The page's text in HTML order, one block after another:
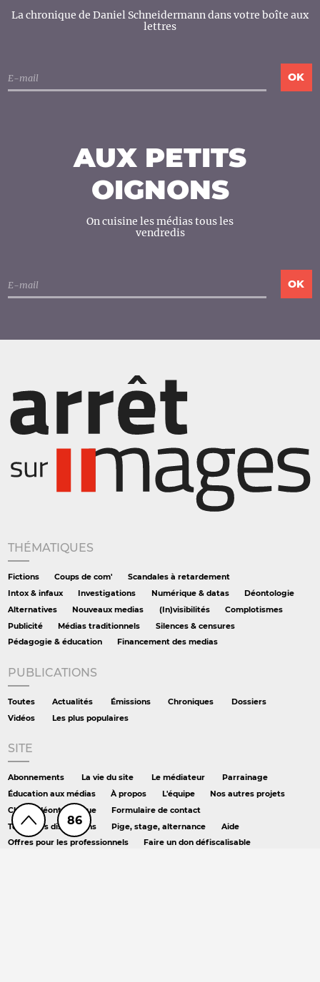
86
La chronique de Daniel Schneidermann dans votre boîte aux
lettres
AUX PETITS
OIGNONS
On cuisine les médias tous les
vendredis
THÉMATIQUES
Fictions Coups de com'
Scandales à retardement
Intox & infaux
Investigations Numérique & datas
Déontologie
Alternatives
Nouveaux medias (In)visibilités
Complotismes
Publicité
Médias traditionnels
Silences & censures
Pédagogie & éducation
Financement des medias
PUBLICATIONS
Toutes Actualités Émissions Chroniques
Dossiers
Vidéos
Les plus populaires
SITE
Abonnements La vie du site Le médiateur
Parrainage
Éducation aux médias
À propos L'équipe
Nos autres projets
Charte déontologique
Formulaire de contact
Toutes les discussions
Pige, stage, alternance
Aide
Offres pour les professionnels
Faire un don défiscalisable